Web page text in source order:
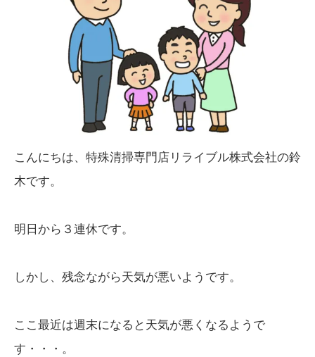
こんにちは、特殊清掃専門店リライブル株式会社の鈴
木です。
明日から３連休です。
しかし、残念ながら天気が悪いようです。
ここ最近は週末になると天気が悪くなるようで
す・・・。